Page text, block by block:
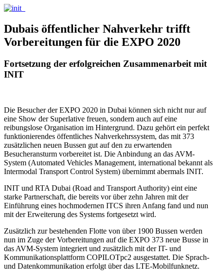
Dubais öffentlicher Nahverkehr trifft
Vorbereitungen für die EXPO 2020
Fortsetzung der erfolgreichen Zusammenarbeit mit
INIT
Die Besucher der EXPO 2020 in Dubai können sich nicht nur auf
eine Show der Superlative freuen, sondern auch auf eine
reibungslose Organisation im Hintergrund. Dazu gehört ein perfekt
funktionierendes öffentliches Nahverkehrssystem, das mit 373
zusätzlichen neuen Bussen gut auf den zu erwartenden
Besucheransturm vorbereitet ist. Die Anbindung an das AVM-
System (Automated Vehicles Management, international bekannt als
Intermodal Transport Control System) übernimmt abermals INIT.
INIT und RTA Dubai (Road and Transport Authority) eint eine
starke Partnerschaft, die bereits vor über zehn Jahren mit der
Einführung eines hochmodernen ITCS ihren Anfang fand und nun
mit der Erweiterung des Systems fortgesetzt wird.
Zusätzlich zur bestehenden Flotte von über 1900 Bussen werden
nun im Zuge der Vorbereitungen auf die EXPO 373 neue Busse in
das AVM-System integriert und zusätzlich mit der IT- und
Kommunikationsplattform COPILOTpc2 ausgestattet. Die Sprach-
und Datenkommunikation erfolgt über das LTE-Mobilfunknetz.